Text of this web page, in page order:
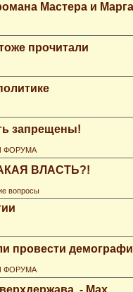
Мастера и
прочитали
запрещены!
ФОРУМА
ВЛАСТЬ?!
вопросы
провести
ФОРУМА
- Max